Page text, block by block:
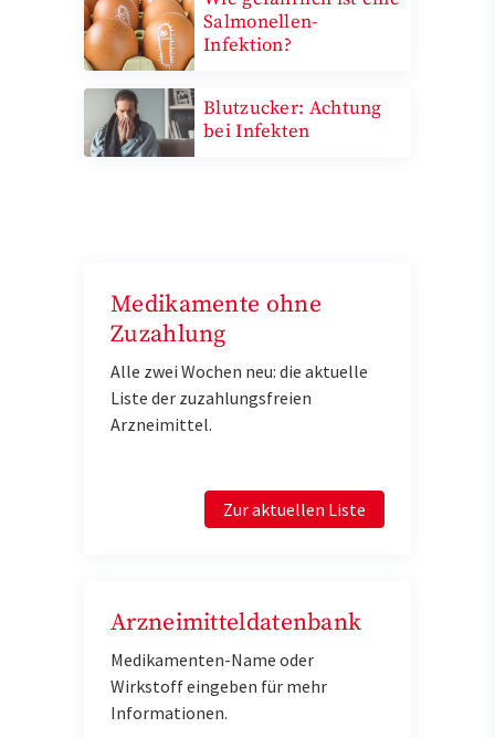
Salmonellen-
Infektion?
Blutzucker: Achtung
bei Infekten
Medikamente ohne
Zuzahlung
Alle zwei Wochen neu: die aktuelle
Liste der zuzahlungsfreien
Arzneimittel.
Zur aktuellen Liste
Arzneimitteldatenbank
Medikamenten-Name oder
Wirkstoff eingeben für mehr
Informationen.